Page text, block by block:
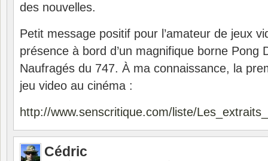
des nouvelles.
Petit message positif pour l’amateur de jeux
présence à bord d’un magnifique borne Pong
Naufragés du 747. À ma connaissance, la
jeu video au cinéma :
http://www.senscritique.com/liste/
Cédric